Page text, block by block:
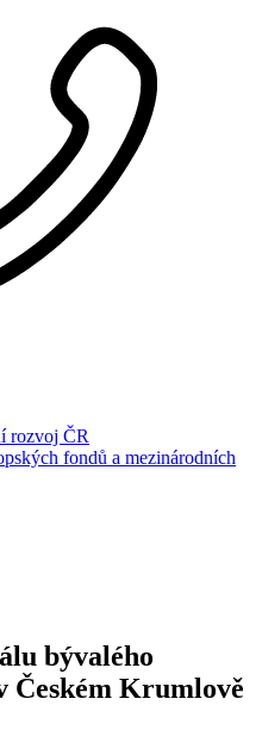
rozvoj ČR
fondů a mezinárodních
bývalého
Českém Krumlově